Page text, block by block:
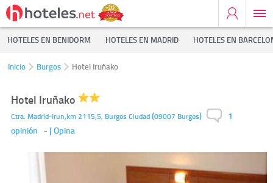
HOTELES EN BENIDORM HOTELES EN MADRID HOTELES EN
Inicio Burgos Hotel Iruñako
Hotel Iruñako
Ctra. Madrid-Irun,km 2115,5, Burgos Ciudad(09007 Burgos)
1
opinión - | Opina